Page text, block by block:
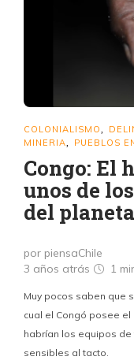
COLONIALISMO
MINERIA PUEBLOS
Congo: El
unos de
del planeta
por piensaChile
3 años atrás
1
Muy pocos saben que
cual el Congó posee
habrían los equipos
sensibles al tacto.